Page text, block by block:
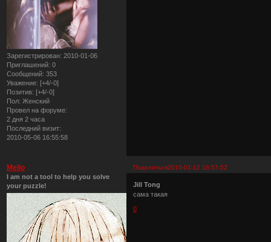
Зарегистрирован: 2010-01-06
Приглашений: 0
Сообщений: 353
Уважение: [+4/-0]
Позитив: [+4/-0]
Пол: Женский
Провел на форуме:
2 дня 2 часа
Последний визит:
2010-05-06 16:55:58
Поделиться2010-01-12 16:57:52
Mello
I am not a tool to help you solve
your puzzle!
Jill Tong
сама такая
0